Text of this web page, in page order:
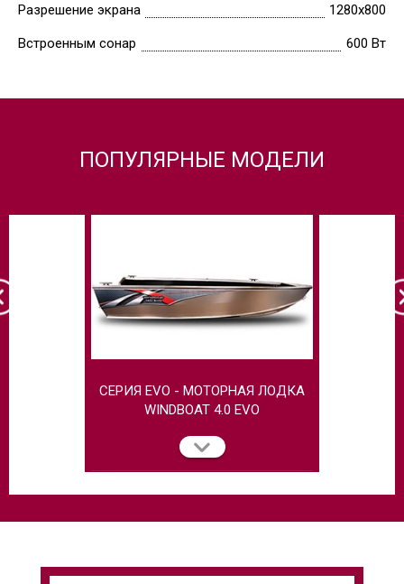
Разрешение экрана 1280х800
Встроенным сонар 600 Вт
ПОПУЛЯРНЫЕ МОДЕЛИ
СЕРИЯ EVO - МОТОРНАЯ ЛОДКА
WINDBOAT 4.0 EVO